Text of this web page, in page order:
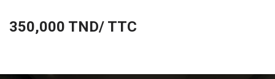
350,000 TND/ TTC